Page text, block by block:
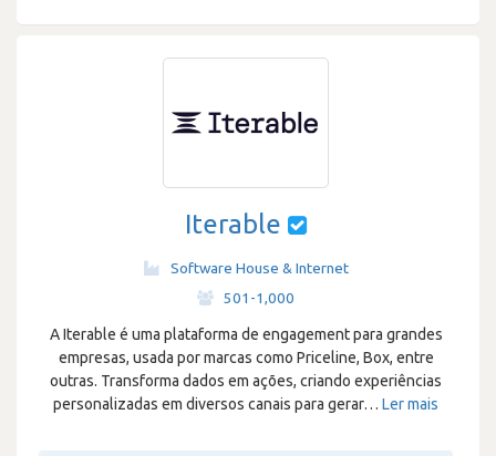
Iterable
Software House & Internet
501-1,000
A Iterable é uma plataforma de engagement para grandes
empresas, usada por marcas como Priceline, Box, entre
outras. Transforma dados em ações, criando experiências
personalizadas em diversos canais para gerar… Ler mais